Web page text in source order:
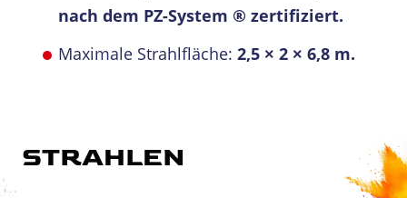
nach dem PZ-System ® zertifiziert.
Maximale Strahlfläche: 2,5 × 2 × 6,8 m.
STRAHLEN